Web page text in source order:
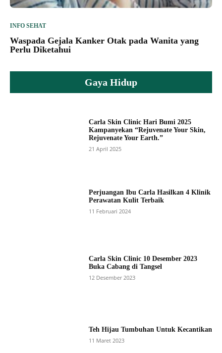
INFO SEHAT
Waspada Gejala Kanker Otak pada Wanita yang
Perlu Diketahui
Gaya Hidup
Carla Skin Clinic Hari Bumi 2025
Kampanyekan “Rejuvenate Your Skin,
Rejuvenate Your Earth.”
21 April 2025
Perjuangan Ibu Carla Hasilkan 4 Klinik
Perawatan Kulit Terbaik
11 Februari 2024
Carla Skin Clinic 10 Desember 2023
Buka Cabang di Tangsel
12 Desember 2023
Teh Hijau Tumbuhan Untuk Kecantikan
11 Maret 2023